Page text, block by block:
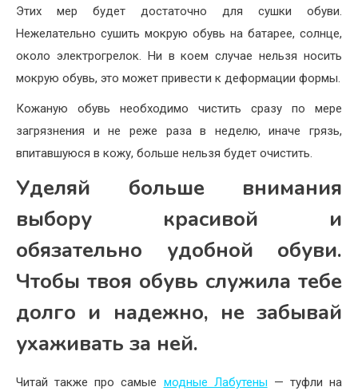
Этих мер будет достаточно для сушки обуви.
Нежелательно сушить мокрую обувь на батарее, солнце,
около электрогрелок. Ни в коем случае нельзя носить
мокрую обувь, это может привести к деформации формы.
Кожаную обувь необходимо чистить сразу по мере
загрязнения и не реже раза в неделю, иначе грязь,
впитавшуюся в кожу, больше нельзя будет очистить.
Уделяй больше внимания
выбору красивой и
обязательно удобной обуви.
Чтобы твоя обувь служила тебе
долго и надежно, не забывай
ухаживать за ней.
Читай также про самые модные Лабутены — туфли на